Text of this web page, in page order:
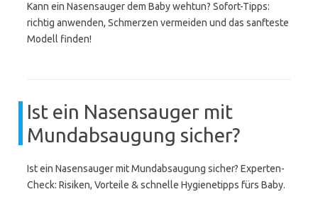
Kann ein Nasensauger dem Baby wehtun? Sofort-Tipps:
richtig anwenden, Schmerzen vermeiden und das sanfteste
Modell finden!
Ist ein Nasensauger mit
Mundabsaugung sicher?
Ist ein Nasensauger mit Mundabsaugung sicher? Experten-
Check: Risiken, Vorteile & schnelle Hygienetipps fürs Baby.